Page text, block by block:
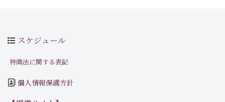
スケジュール
特商法に関する表記
個人情報保護方針